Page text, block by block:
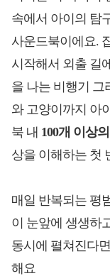
속에서 아이의 탐
사운드북이에요.
시작해서 외출 길
을 나는 비행기 그
와 고양이까지 아
북 내 100개 이상
상을 이해하는 첫
매일 반복되는 평
이 눈앞에 생생하
동시에 펼쳐진다
해요